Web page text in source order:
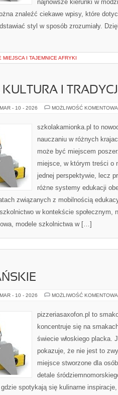
najnowsze kierunki w
znaleźć ciekawe wpisy, które
styl w sposób zrozumiały.
MIEJSCA I TAJEMNICE AFRYKI
I
MAR - 10 - 2026 MOŻLIWOŚĆ
szkolakamionka.pl to
nauczaniu w różnych
może być miejscem
miejsce, w którym treści o
jednej perspektywie, lecz
różne systemy edukacji
związanych z mobilnością
w kontekście społecznym,
modele szkolnictwa w […]
MAR - 10 - 2026 MOŻLIWOŚĆ
pizzeriasaxofon.pl to
koncentruje się na
świecie włoskiego placka.
pokazuje, że nie jest to
miejsce stworzone dla
detale
spotykają się kulinarne